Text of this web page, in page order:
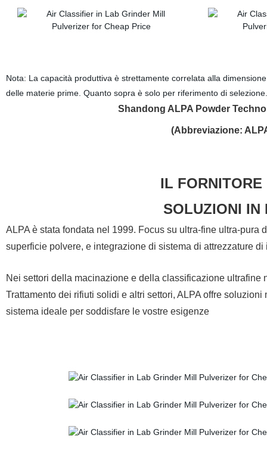
Nota: La capacità produttiva è strettamente correlata alla
delle materie prime. Quanto sopra è solo per riferimento di selezione.
Shandong ALPA Powder
(Abbreviazione:
IL
SOLUZIONI IN
ALPA è stata fondata nel 1999. Focus su ultra-fine ultra-
superficie polvere, e integrazione di sistema di attrezzature
Nei settori della macinazione e della classificazione
Trattamento dei rifiuti solidi e altri settori, ALPA offre
sistema ideale per soddisfare le vostre esigenze